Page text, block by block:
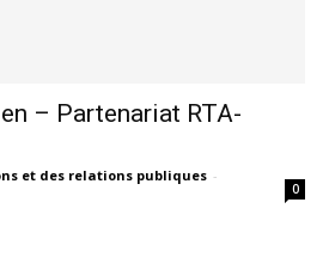
– Partenariat RTA-
et des relations publiques -
0